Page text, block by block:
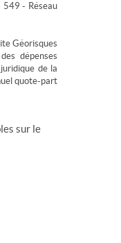
549 - Réseau
Géorisques
dépenses
de la
quote-part
sur le